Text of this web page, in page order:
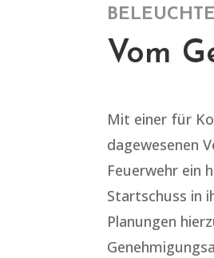
Vom
Mit einer für
dagewesenen
Feuerwehr ein
Startschuss in
Planungen